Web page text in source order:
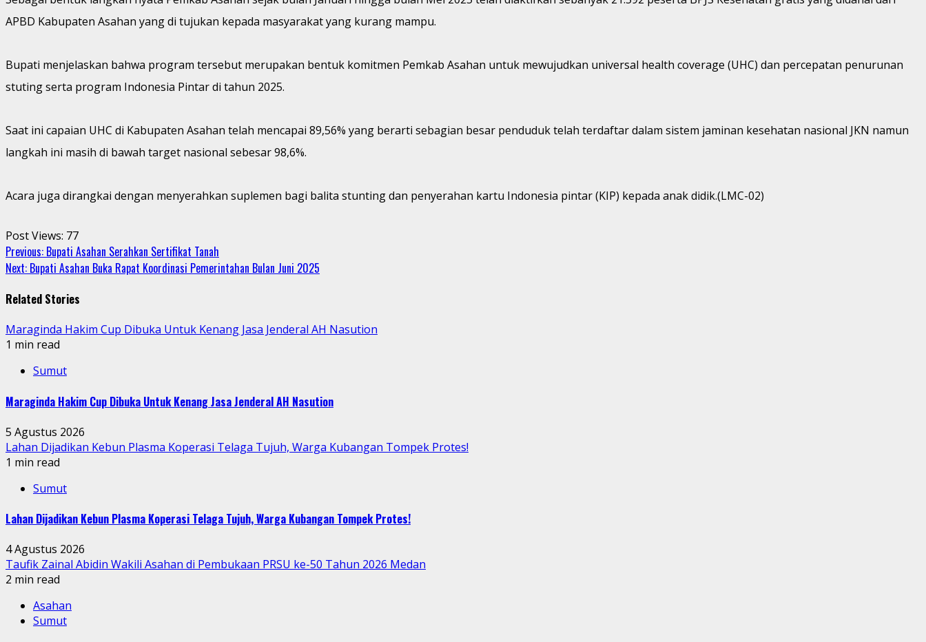
APBD Kabupaten Asahan yang di tujukan kepada masyarakat yang kurang mampu.
Bupati menjelaskan bahwa program tersebut merupakan bentuk komitmen Pemkab Asahan untuk mewujudkan universal health coverage (UHC) dan percepatan penurunan
stuting serta program Indonesia Pintar di tahun 2025.
Saat ini capaian UHC di Kabupaten Asahan telah mencapai 89,56% yang berarti sebagian besar penduduk telah terdaftar dalam sistem jaminan kesehatan nasional JKN namun
langkah ini masih di bawah target nasional sebesar 98,6%.
Acara juga dirangkai dengan menyerahkan suplemen bagi balita stunting dan penyerahan kartu Indonesia pintar (KIP) kepada anak didik.(LMC-02)
Post Views: 77
Continue
Reading
Previous: Bupati Asahan Serahkan Sertifikat Tanah
Next: Bupati Asahan Buka Rapat Koordinasi Pemerintahan Bulan Juni 2025
Related Stories
Maraginda Hakim Cup Dibuka Untuk Kenang Jasa Jenderal AH Nasution
1 min read
Sumut
Maraginda Hakim Cup Dibuka Untuk Kenang Jasa Jenderal AH Nasution
5 Agustus 2026
Lahan Dijadikan Kebun Plasma Koperasi Telaga Tujuh, Warga Kubangan Tompek Protes!
1 min read
Sumut
Lahan Dijadikan Kebun Plasma Koperasi Telaga Tujuh, Warga Kubangan Tompek Protes!
4 Agustus 2026
Taufik Zainal Abidin Wakili Asahan di Pembukaan PRSU ke-50 Tahun 2026 Medan
2 min read
Asahan
Sumut